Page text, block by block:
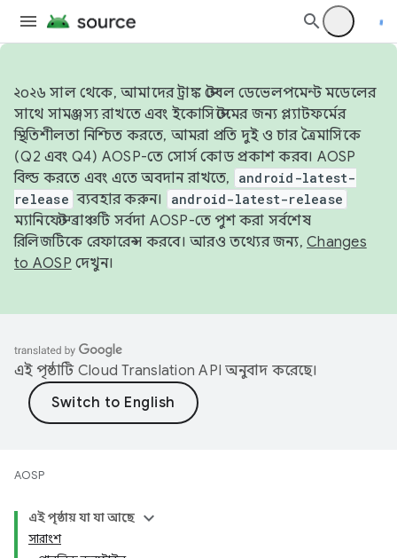
২০২৬ সাল থেকে, আমাদের ট্রাঙ্ক স্টেবল ডেভেলপমেন্ট মডেলের
সাথে সামঞ্জস্য রাখতে এবং ইকোসিস্টেমের জন্য প্ল্যাটফর্মের
স্থিতিশীলতা নিশ্চিত করতে, আমরা প্রতি দুই ও চার ত্রৈমাসিকে
(Q2 এবং Q4) AOSP-তে সোর্স কোড প্রকাশ করব। AOSP
বিল্ড করতে এবং এতে অবদান রাখতে,
android-latest-
release ব্যবহার করুন। android-latest-release
ম্যানিফেস্ট ব্রাঞ্চটি সর্বদা AOSP-তে পুশ করা সর্বশেষ
রিলিজটিকে রেফারেন্স করবে। আরও তথ্যের জন্য, Changes
to AOSP দেখুন।
এই পৃষ্ঠাটি Cloud Translation API অনুবাদ করেছে।
AOSP
এই পৃষ্ঠায় যা যা আছে
সারাংশ